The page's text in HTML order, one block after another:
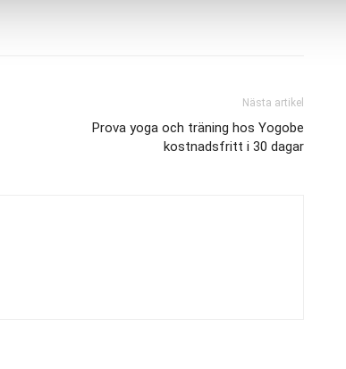
Nästa artikel
Prova yoga och träning hos Yogobe
kostnadsfritt i 30 dagar